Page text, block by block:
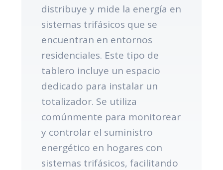
distribuye y mide la energía en
sistemas trifásicos que se
encuentran en entornos
residenciales. Este tipo de
tablero incluye un espacio
dedicado para instalar un
totalizador. Se utiliza
comúnmente para monitorear
y controlar el suministro
energético en hogares con
sistemas trifásicos, facilitando